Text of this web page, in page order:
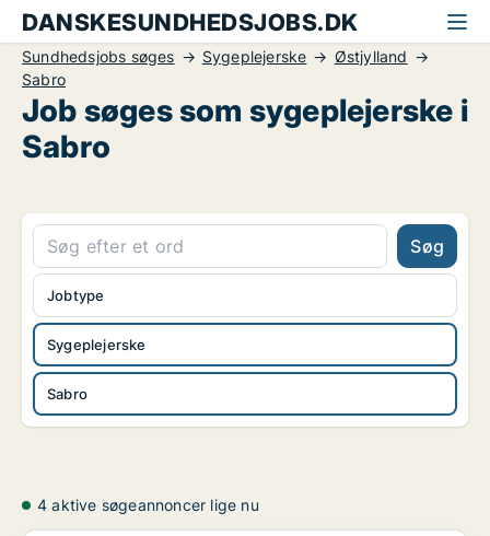
DANSKESUNDHEDSJOBS.DK
Sundhedsjobs søges Sygeplejerske
Østjylland
Sabro
Job søges som sygeplejerske i
Sabro
Søg
Sygeplejerske
Sabro
Jobtype
4 aktive søgeannoncer lige nu